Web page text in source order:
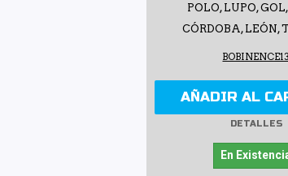
POLO, LUPO,
CÓRDOBA, LEÓN,
BOBINENCE13
AÑADIR AL
DETALLES
En